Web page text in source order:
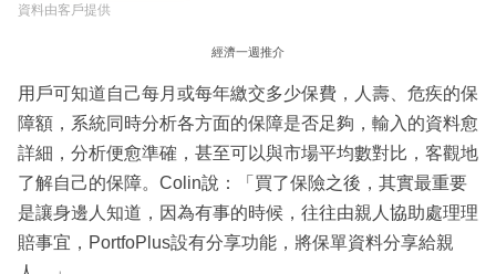
資料由客戶提供
經濟一週推介
用戶可知道自己每月或每年繳交多少保費，人壽、危疾的保
障額，系統同時分析各方面的保障是否足夠，輸入的資料愈
詳細，分析便愈準確，甚至可以與市場平均數對比，客觀地
了解自己的保障。Colin說：「買了保險之後，其實最重要
是讓身邊人知道，因為有事的時候，往往由親人協助處理理
賠事宜，PortfoPlus設有分享功能，將保單資料分享給親